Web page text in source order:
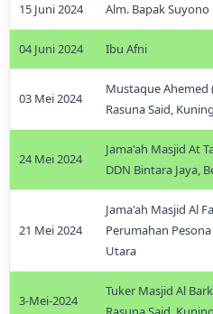
15 Juni 2024 Alm. Bapak Suyono
04 Juni 2024 Ibu Afni
03 Mei 2024
Mustaque Ahemed
Rasuna Said,
24 Mei 2024
Jama'ah Masjid At
DDN Bintara Jaya,
21 Mei 2024
Jama'ah Masjid Al
Perumahan
Utara
3-Mei-2024
Tuker Masjid Al